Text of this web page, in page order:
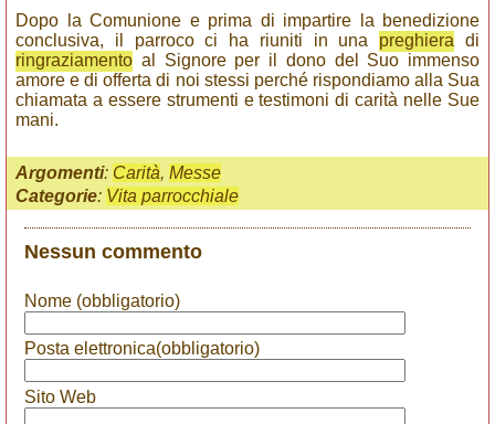
Dopo la Comunione e prima di impartire la benedizione
conclusiva, il parroco ci ha riuniti in una preghiera di
ringraziamento al Signore per il dono del Suo immenso
amore e di offerta di noi stessi perché rispondiamo alla Sua
chiamata a essere strumenti e testimoni di carità nelle Sue
mani.
Argomenti: Carità, Messe
Categorie: Vita parrocchiale
Nessun commento
Nome (obbligatorio)
Posta elettronica(obbligatorio)
Sito Web